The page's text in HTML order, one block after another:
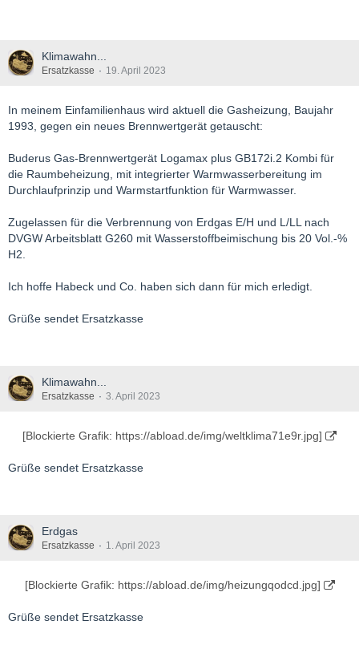
Klimawahn...
Ersatzkasse 19. April 2023
In meinem Einfamilienhaus wird aktuell die Gasheizung, Baujahr
1993, gegen ein neues Brennwertgerät getauscht:
Buderus Gas-Brennwertgerät Logamax plus GB172i.2 Kombi für
die Raumbeheizung, mit integrierter Warmwasserbereitung im
Durchlaufprinzip und Warmstartfunktion für Warmwasser.
Zugelassen für die Verbrennung von Erdgas E/H und L/LL nach
DVGW Arbeitsblatt G260 mit Wasserstoffbeimischung bis 20 Vol.-%
H2.
Ich hoffe Habeck und Co. haben sich dann für mich erledigt.
Grüße sendet Ersatzkasse
Klimawahn...
Ersatzkasse 3. April 2023
[Blockierte Grafik: https://abload.de/img/weltklima71e9r.jpg]
Grüße sendet Ersatzkasse
Erdgas
Ersatzkasse 1. April 2023
[Blockierte Grafik: https://abload.de/img/heizungqodcd.jpg]
Grüße sendet Ersatzkasse